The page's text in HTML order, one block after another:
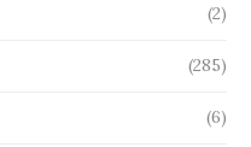
(2)
(285)
(6)